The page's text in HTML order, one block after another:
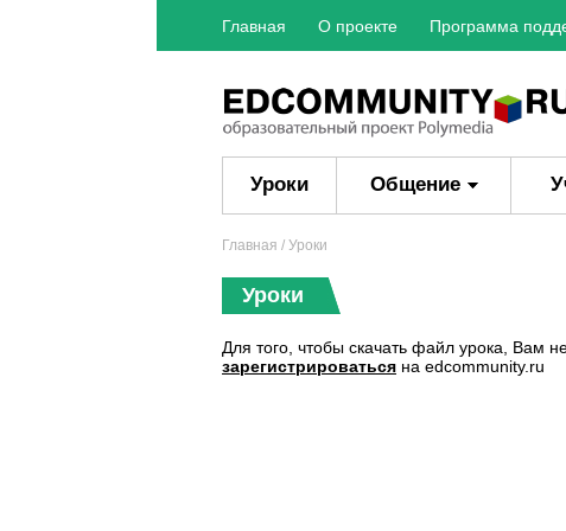
Главная О проекте Программа
Уроки Общение
Главная / Уроки
Уроки
Для того, чтобы скачать файл урока, Вам
зарегистрироваться на edcommunity.ru